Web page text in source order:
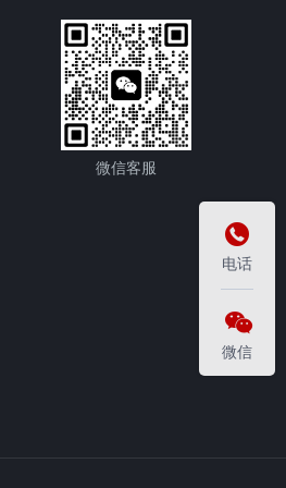
微信客服

电话

微信